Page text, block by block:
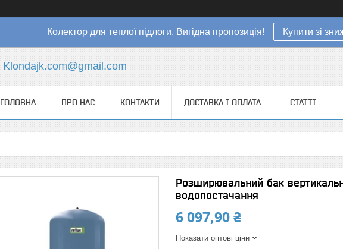
Колектор для теплої підлоги. Вигідна пропозиція! Купити зі
Klondajk.com@gmail.com
ГОЛОВНА ПРО НАС КОНТАКТИ ДОСТАВКА І ОПЛАТА СТАТТІ
Розширювальний бак
водопостачання
6 097,90 ₴
Показати оптові ціни